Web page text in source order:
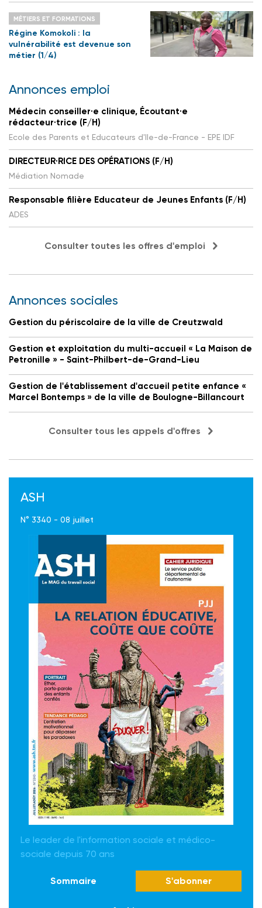
MÉTIERS ET FORMATIONS
Régine Komokoli : la
vulnérabilité est devenue son
métier (1/4)
Annonces emploi
Médecin conseiller·e clinique, Écoutant·e
rédacteur·trice (F/H)
Ecole des Parents et Educateurs d'Ile-de-France - EPE IDF
DIRECTEUR·RICE DES OPÉRATIONS (F/H)
Médiation Nomade
Responsable filière Educateur de Jeunes Enfants (F/H)
ADES
Consulter toutes les offres d'emploi
Annonces sociales
Gestion du périscolaire de la ville de Creutzwald
Gestion et exploitation du multi-accueil « La Maison de
Petronille » - Saint-Philbert-de-Grand-Lieu
Gestion de l'établissement d'accueil petite enfance «
Marcel Bontemps » de la ville de Boulogne-Billancourt
Consulter tous les appels d'offres
ASH
N° 3340 - 08 juillet
Le leader de l'information sociale et médico-
sociale depuis 70 ans
Sommaire S'abonner